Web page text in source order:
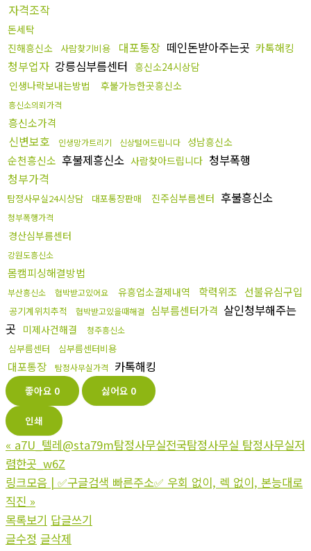
자격조작
돈세탁
진해흥신소
사람찾기비용 대포통장 떼인돈받아주는곳 카톡해킹
청부업자 강릉심부름센터 흥신소24시상담
인생나락보내는방법
후불가능한곳흥신소
흥신소의뢰가격
흥신소가격
신변보호 인생망가트리기 신상털어드립니다 성남흥신소
순천흥신소 후불제흥신소 사람찾아드립니다 청부폭행
청부가격
탐정사무실24시상담 대포통장판매 진주심부름센터 후불흥신소
청부폭행가격
경산심부름센터
강원도흥신소
몸캠피싱해결방법
부산흥신소 협박받고있어요 유흥업소결제내역 학력위조 선불유심구입
공기계위치추적 협박받고있을때해결 심부름센터가격 살인청부해주는
곳 미제사건해결 청주흥신소
심부름센터 심부름센터비용
대포통장 탐정사무실가격 카톡해킹
좋아요 0 싫어요 0
인쇄
« a7U_텔레@sta79m탐정사무실전국탐정사무실 탐정사무실저
렴한곳_w6Z
링크모음 | ✅구글검색 빠른주소✅ 우회 없이, 렉 없이, 본능대로
직진 »
목록보기 답글쓰기
글수정 글삭제